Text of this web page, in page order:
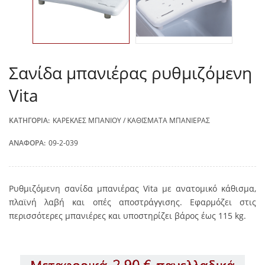
Σανίδα μπανιέρας ρυθμιζόμενη
Vita
ΚΑΤΗΓΟΡΊΑ: ΚΑΡΈΚΛΕΣ ΜΠΆΝΙΟΥ / ΚΑΘΊΣΜΑΤΑ ΜΠΑΝΙΈΡΑΣ
ΑΝΑΦΟΡΆ: 09-2-039
Ρυθμιζόμενη σανίδα μπανιέρας Vita με ανατομικό κάθισμα,
πλαϊνή λαβή και οπές αποστράγγισης. Εφαρμόζει στις
περισσότερες μπανιέρες και υποστηρίζει βάρος έως 115 kg.